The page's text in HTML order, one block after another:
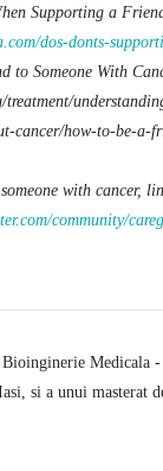
Supporting a
dos-donts-
to Someone With
treatment/
cancer/how-to-be-a-
with cancer,
community/
Medicala
si a unui masterat